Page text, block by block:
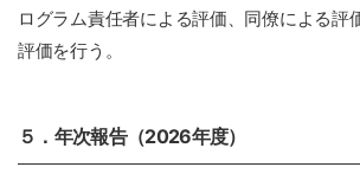
ログラム責任者による評価、同僚による評
評価を行う。
５．年次報告（2026年度）